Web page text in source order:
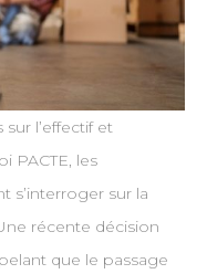
l’effectif et
PACTE, les
s’interroger sur la
récente décision
que le passage